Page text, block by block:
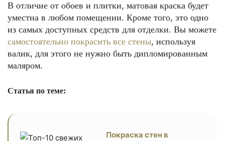
В отличие от обоев и плитки, матовая краска будет
уместна в любом помещении. Кроме того, это одно
из самых доступных средств для отделки. Вы можете
самостоятельно покрасить все стены, используя
валик, для этого не нужно быть дипломированным
маляром.
Статья по теме:
Покраска стен в